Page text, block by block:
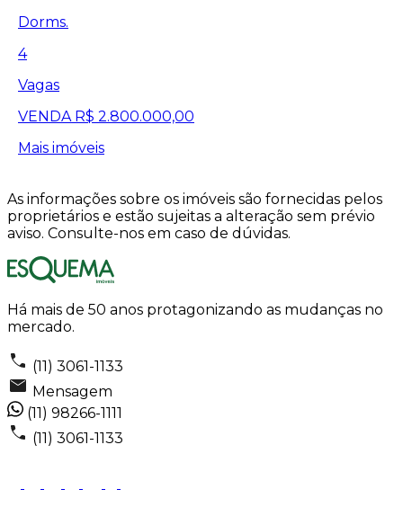
Dorms.
4
Vagas
VENDA R$ 2.800.000,00
Mais imóveis
As informações sobre os imóveis são fornecidas pelos
proprietários e estão sujeitas a alteração sem prévio
aviso. Consulte-nos em caso de dúvidas.
Há mais de 50 anos protagonizando as mudanças no
mercado.
(11) 3061-1133
Mensagem
(11) 98266-1111
(11) 3061-1133